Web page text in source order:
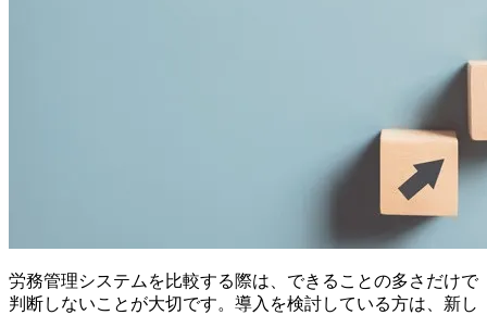
労務管理システムを比較する際は、できることの多さだけで
判断しないことが大切です。導入を検討している方は、新し